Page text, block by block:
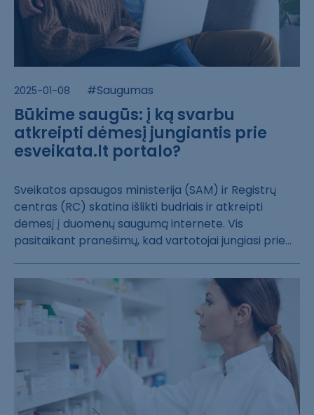
2025-01-08 #Saugumas
Būkime saugūs: į ką svarbu
atkreipti dėmesį jungiantis prie
esveikata.lt portalo?
Sveikatos apsau​gos ministerija​ (SAM) ir Regis​trų
centras (RC​) skatina išlik​ti budriais ir ​atkreipti
dėmes​į į duomenų sau​gumą internete.​ Vis
pasitaikan​t pranešimų, ka​d vartotojai ju​ngiasi prie...